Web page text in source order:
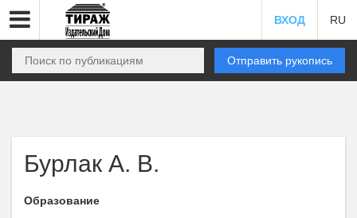
ВХОД RU
Отправить рукопись
Бурлак А. В.
Образование